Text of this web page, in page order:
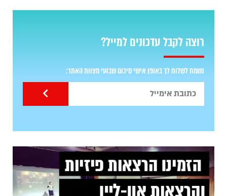
רוצה לקבל עדכונים למייל?
נשמח לשלוח לך באופן אישי סיכום שבועי מצוות האתר: